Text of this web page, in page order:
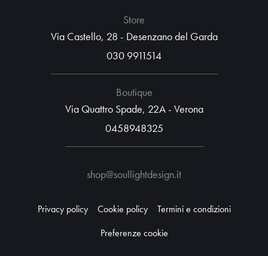
Store
Via Castello, 28 - Desenzano del Garda
030 9911514
Boutique
Via Quattro Spade, 22A - Verona
0458948325
shop@soullightdesign.it
Privacy policy Cookie policy
Termini e condizioni
Preferenze cookie